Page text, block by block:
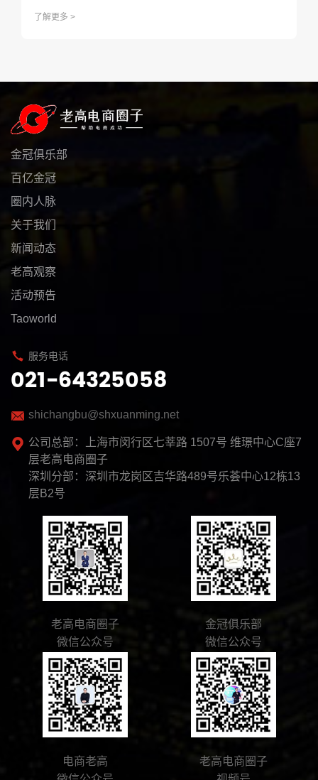
元官司,Instagram限制平台广告推送，要求新用户提供出生日
了解更多 >
金冠俱乐部
百亿金冠
圈内人脉
关于我们
新闻动态
老高观察
活动预告
Taoworld
服务电话
021-64325058
shichangbu@shxuanming.net
公司总部：上海市闵行区七莘路 1507号 维璟中心C座7
层老高电商圈子
深圳分部：深圳市龙岗区吉华路489号乐荟中心12栋13
层B2号
老高电商圈子
微信公众号
金冠俱乐部
微信公众号
电商老高
老高电商圈子